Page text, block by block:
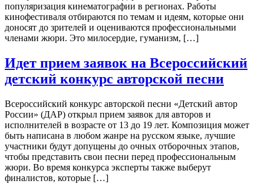
популяризация кинематографии в регионах. Работы
кинофестиваля отбираются по темам и идеям, которые они
доносят до зрителей и оцениваются профессиональными
членами жюри. Это милосердие, гуманизм, […]
Идет прием заявок на Всероссийский
детский конкурс авторской песни
Всероссийский конкурс авторской песни «Детский автор
России» (ДАР) открыл прием заявок для авторов и
исполнителей в возрасте от 13 до 19 лет. Композиция может
быть написана в любом жанре на русском языке, лучшие
участники будут допущены до очных отборочных этапов,
чтобы представить свои песни перед профессиональным
жюри. Во время конкурса эксперты также выберут
финалистов, которые […]